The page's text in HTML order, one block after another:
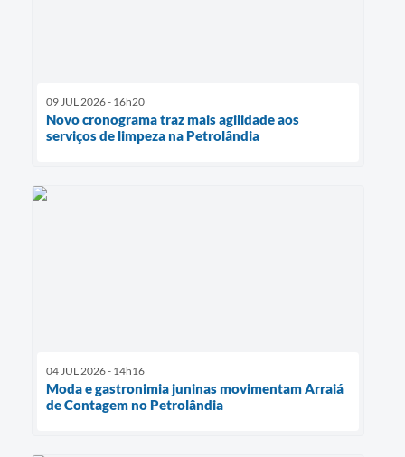
09 JUL 2026 - 16h20
Novo cronograma traz mais agilidade aos
serviços de limpeza na Petrolândia
04 JUL 2026 - 14h16
Moda e gastronimia juninas movimentam Arraiá
de Contagem no Petrolândia